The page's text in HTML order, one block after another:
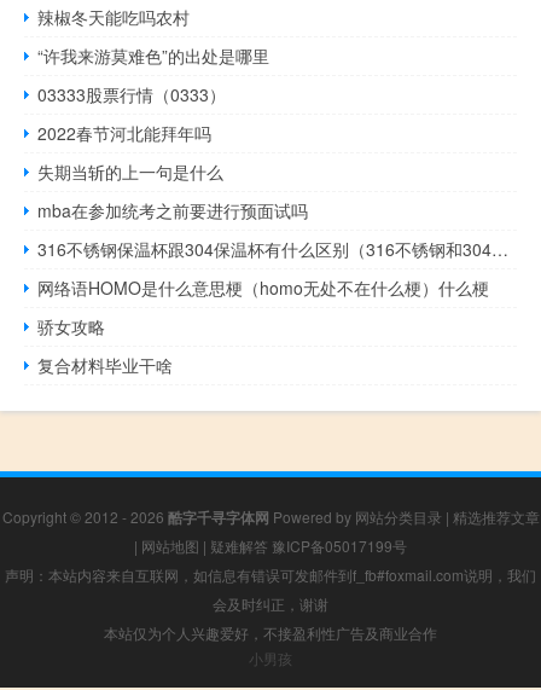
辣椒冬天能吃吗农村
“许我来游莫难色”的出处是哪里
03333股票行情（0333）
2022春节河北能拜年吗
失期当斩的上一句是什么
mba在参加统考之前要进行预面试吗
316不锈钢保温杯跟304保温杯有什么区别（316不锈钢和304保温杯喝水哪个好）
网络语HOMO是什么意思梗（homo无处不在什么梗）什么梗
骄女攻略
复合材料毕业干啥
Copyright © 2012 - 2026 酷字千寻字体网 Powered by 网站分类目录 | 精选推荐文章
| 网站地图 | 疑难解答 豫ICP备05017199号
声明：本站内容来自互联网，如信息有错误可发邮件到f_fb#foxmail.com说明，我们
会及时纠正，谢谢
本站仅为个人兴趣爱好，不接盈利性广告及商业合作
小男孩